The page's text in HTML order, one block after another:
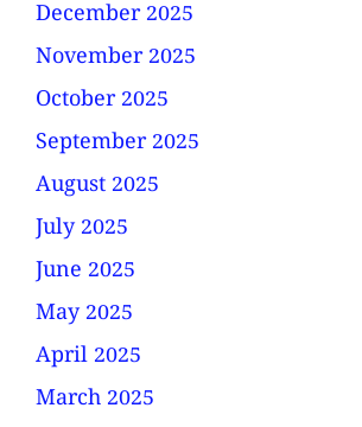
December 2025
November 2025
October 2025
September 2025
August 2025
July 2025
June 2025
May 2025
April 2025
March 2025